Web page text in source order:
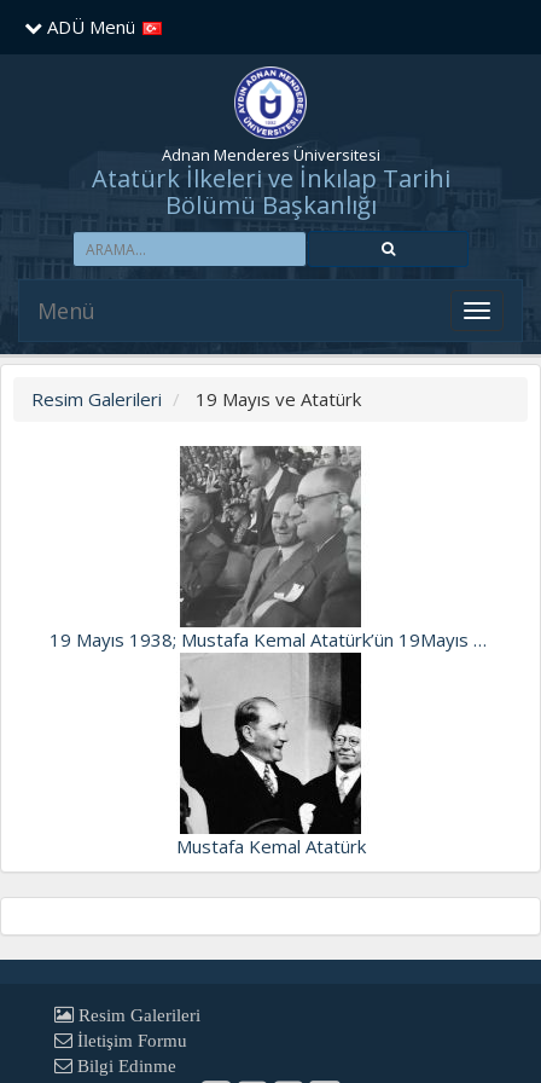
ADÜ Menü
Adnan Menderes Üniversitesi
Atatürk İlkeleri ve İnkılap Tarihi
Bölümü Başkanlığı
Menü
Resim Galerileri 19 Mayıs ve Atatürk
19 Mayıs 1938; Mustafa Kemal Atatürk’ün 19Mayıs kutlamalarına son katılışı…
Mustafa Kemal Atatürk
Resim Galerileri
İletişim Formu
Bilgi Edinme